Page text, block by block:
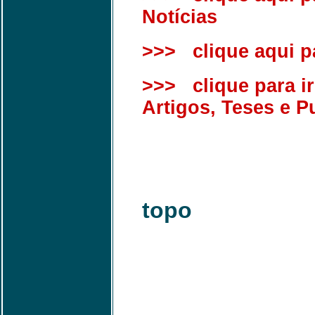
Notícias
>>> clique aqui
>>> clique para
Artigos, Teses e
topo